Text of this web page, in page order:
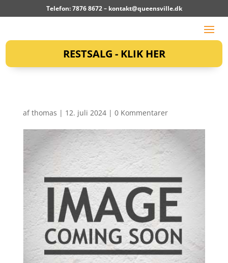
Telefon: 7876 8672 – kontakt@queensville.dk
RESTSALG - KLIK HER
afthomas | 12. juli 2024| 0 Kommentarer